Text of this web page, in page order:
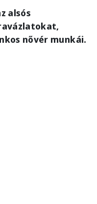
alsós
nővér munkái.